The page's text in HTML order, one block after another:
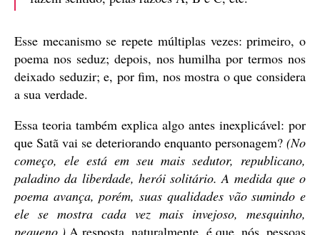
Esse mecanismo se repete múltiplas vezes: primeiro, o
poema nos seduz; depois, nos humilha por termos nos
deixado seduzir; e, por fim, nos mostra o que considera
a sua verdade.
Essa teoria também explica algo antes inexplicável: por
que Satã vai se deteriorando enquanto personagem? (No
começo, ele está em seu mais sedutor, republicano,
paladino da liberdade, herói solitário. A medida que o
poema avança, porém, suas qualidades vão sumindo e
ele se mostra cada vez mais invejoso, mesquinho,